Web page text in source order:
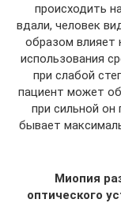
происходить
вдали, человек
образом влияет
использования
при слабой
пациент может
при сильной он
бывает
Миопия
оптического